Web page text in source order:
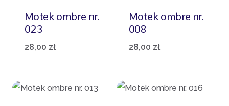
Motek ombre nr.
023
28,00 zł
Motek ombre nr.
008
28,00 zł